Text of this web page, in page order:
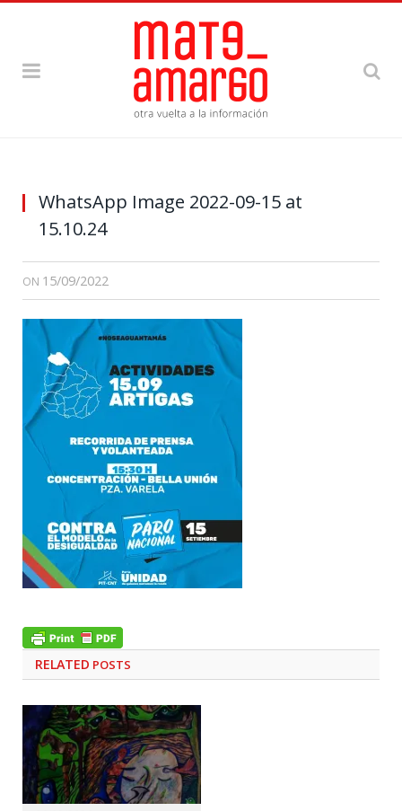
WhatsApp Image 2022-09-15 at
15.10.24
ON 15/09/2022
RELATED POSTS